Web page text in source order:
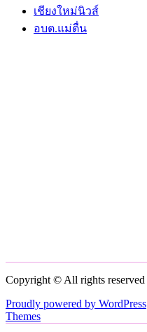
เชียงใหม่นิวส์
อบต.แม่ตื่น
Copyright © All rights reserved
Proudly powered by WordPress
Themes